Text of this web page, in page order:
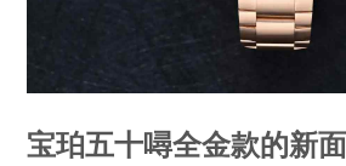
宝珀五十噚全金款的新